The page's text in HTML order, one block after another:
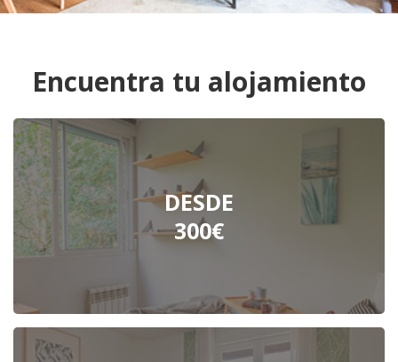
Encuentra tu alojamiento
DESDE
300€